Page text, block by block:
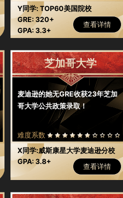
Y同学: TOP60美国院校
GRE: 320+
GPA: 3.3+
查看详情
芝加哥大学
麦迪逊的她无GRE收获23年芝加
哥大学公共政策录取！
难度系数
X同学:威斯康星大学麦迪逊分校
GPA: 3.8+
查看详情